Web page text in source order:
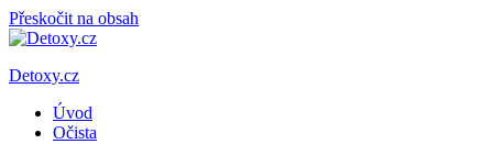
Přeskočit na obsah
Detoxy.cz
Úvod
Očista